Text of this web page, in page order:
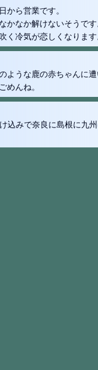
から営業です。
かなか解けないそうです
く冷気が恋しくなります
ような鹿の赤ちゃんに
めんね。
込みで奈良に島根に九